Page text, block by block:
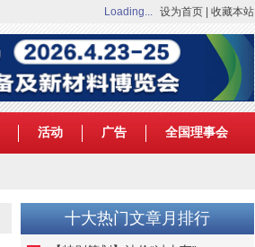
Loading... 设为首页 收藏本站
活动 广告 全国理事会
十大热门文章月排行